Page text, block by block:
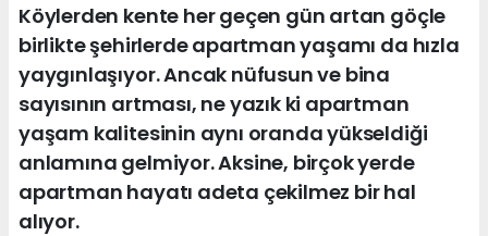
Köylerden kente her geçen gün artan göçle
birlikte şehirlerde apartman yaşamı da hızla
yaygınlaşıyor. Ancak nüfusun ve bina
sayısının artması, ne yazık ki apartman
yaşam kalitesinin aynı oranda yükseldiği
anlamına gelmiyor. Aksine, birçok yerde
apartman hayatı adeta çekilmez bir hal
alıyor.